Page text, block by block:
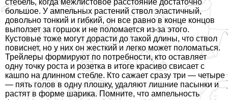
большое. У ампельных растений ствол эластичный,
довольно тонкий и гибкий, он все равно в конце концов
выползет за горшок и не поломается из-за этого.
Кустовые тоже могут дорасти до такой длины, что ствол
повиснет, но у них он жесткий и легко может поломаться.
Трейлеры формируют по потребности, кто оставляет
одну точку роста и розетка в итоге красиво свисает с
кашпо на длинном стeбле. Кто сажает сразу три — четыре
— пять голов в одну плошку, удаляют лишние пасынки и
растят в форме шарика. Помните, что ампельность